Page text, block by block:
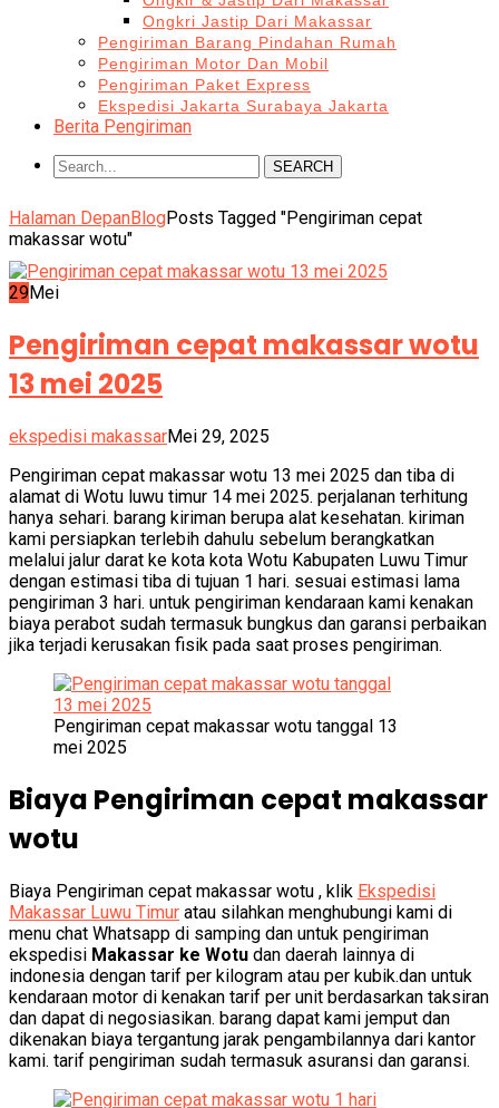
Ongkri Jastip Dari Makassar
Pengiriman Barang Pindahan Rumah
Pengiriman Motor Dan Mobil
Pengiriman Paket Express
Ekspedisi Jakarta Surabaya Jakarta
Berita Pengiriman
SEARCH
Halaman DepanBlogPosts Tagged "Pengiriman cepat
makassar wotu"
29Mei
Pengiriman cepat makassar wotu
13 mei 2025
ekspedisi makassarMei 29, 2025
Pengiriman cepat makassar wotu 13 mei 2025 dan tiba di
alamat di Wotu luwu timur 14 mei 2025. perjalanan terhitung
hanya sehari. barang kiriman berupa alat kesehatan. kiriman
kami persiapkan terlebih dahulu sebelum berangkatkan
melalui jalur darat ke kota kota Wotu Kabupaten Luwu Timur
dengan estimasi tiba di tujuan 1 hari. sesuai estimasi lama
pengiriman 3 hari. untuk pengiriman kendaraan kami kenakan
biaya perabot sudah termasuk bungkus dan garansi perbaikan
jika terjadi kerusakan fisik pada saat proses pengiriman.
Pengiriman cepat makassar wotu tanggal 13
mei 2025
Biaya Pengiriman cepat makassar
wotu
Biaya Pengiriman cepat makassar wotu , klik Ekspedisi
Makassar Luwu Timur atau silahkan menghubungi kami di
menu chat Whatsapp di samping dan untuk pengiriman
ekspedisi Makassar ke Wotu dan daerah lainnya di
indonesia dengan tarif per kilogram atau per kubik.dan untuk
kendaraan motor di kenakan tarif per unit berdasarkan taksiran
dan dapat di negosiasikan. barang dapat kami jemput dan
dikenakan biaya tergantung jarak pengambilannya dari kantor
kami. tarif pengiriman sudah termasuk asuransi dan garansi.